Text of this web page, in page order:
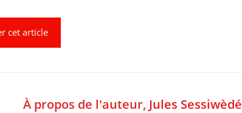
cet article
À propos de l'auteur, Jules Sessiwèdé